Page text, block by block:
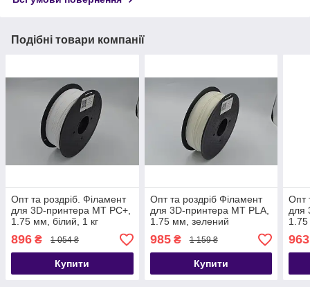
Подібні товари компанії
Опт та роздріб. Філамент
для 3D-принтера MT PC+,
1.75 мм, білий, 1 кг
(3DMT-PC+1.75-01-GR)
896 ₴ 1 054 ₴
Купити
Опт та роздріб Філамент
для 3D-принтера MT PLA,
1.75 мм, зелений
люмінісцентний, 1 кг
(3DMT-PLA1.75-01-GG)
985₴ 1 159 ₴
Купити
Опт
для
1.75
963